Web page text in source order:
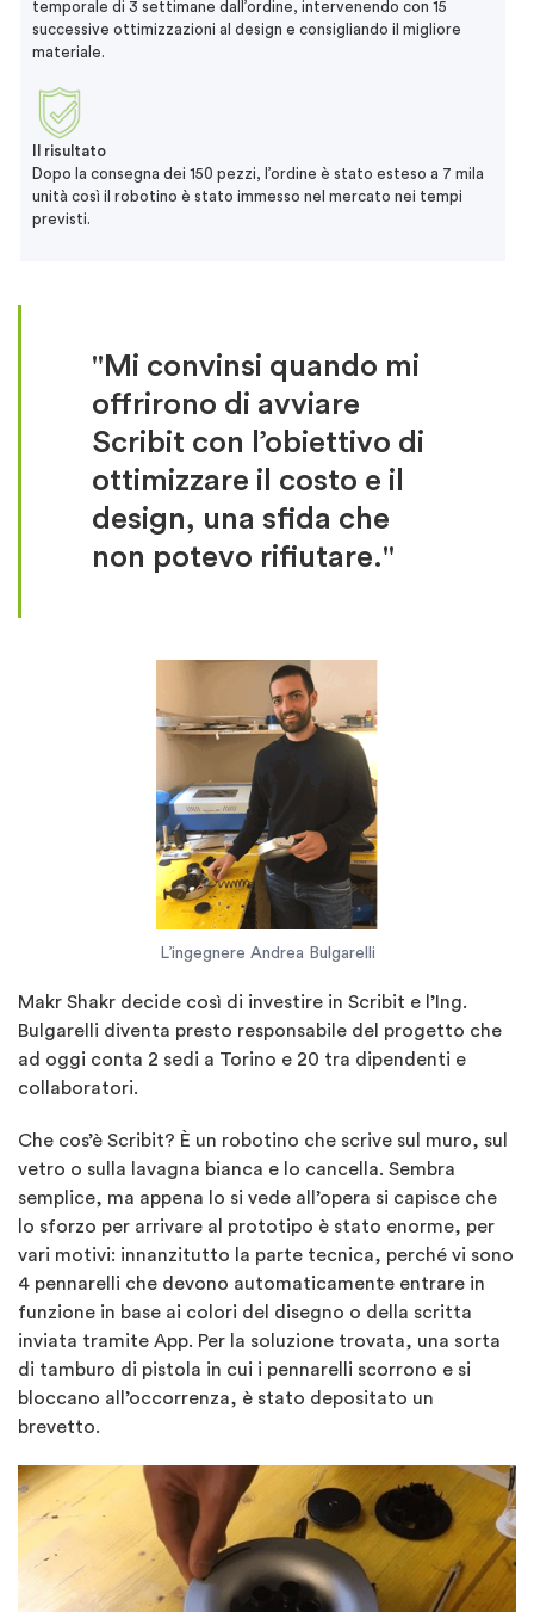
temporale di 3 settimane dall’ordine, intervenendo con 15
successive ottimizzazioni al design e consigliando il migliore
materiale.
Il risultato
Dopo la consegna dei 150 pezzi, l’ordine è stato esteso a 7 mila
unità così il robotino è stato immesso nel mercato nei tempi
previsti.
"Mi convinsi quando mi
offrirono di avviare
Scribit con l’obiettivo di
ottimizzare il costo e il
design, una sfida che
non potevo rifiutare."
L’ingegnere Andrea Bulgarelli
Makr Shakr decide così di investire in Scribit e l’Ing.
Bulgarelli diventa presto responsabile del progetto che
ad oggi conta 2 sedi a Torino e 20 tra dipendenti e
collaboratori.
Che cos’è Scribit? È un robotino che scrive sul muro, sul
vetro o sulla lavagna bianca e lo cancella. Sembra
semplice, ma appena lo si vede all’opera si capisce che
lo sforzo per arrivare al prototipo è stato enorme, per
vari motivi: innanzitutto la parte tecnica, perché vi sono
4 pennarelli che devono automaticamente entrare in
funzione in base ai colori del disegno o della scritta
inviata tramite App. Per la soluzione trovata, una sorta
di tamburo di pistola in cui i pennarelli scorrono e si
bloccano all’occorrenza, è stato depositato un
brevetto.